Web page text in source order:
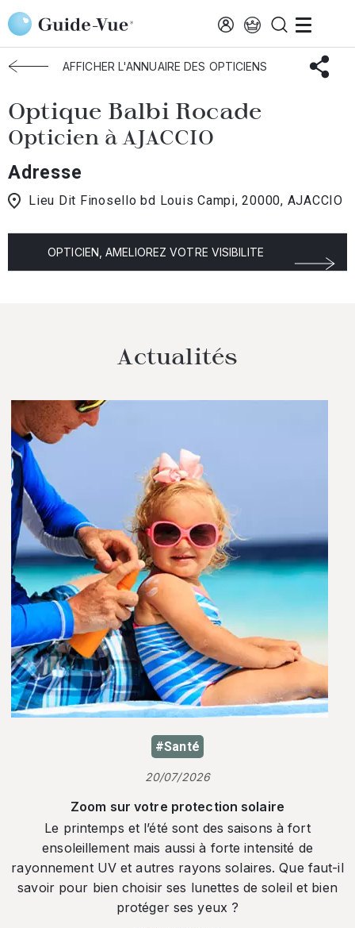
Aller au contenu principal
Accueil Choisir mon opticien Optique Balbi Rocade
AFFICHER L'ANNUAIRE DES OPTICIENS
Optique Balbi Rocade
Opticien à AJACCIO
Adresse
Lieu Dit Finosello bd Louis Campi, 20000, AJACCIO
OPTICIEN, AMELIOREZ VOTRE VISIBILITE
Actualités
#Santé
20/07/2026
Zoom sur votre protection solaire
Le printemps et l’été sont des saisons à fort
ensoleillement mais aussi à forte intensité de
rayonnement UV et autres rayons solaires. Que faut-il
savoir pour bien choisir ses lunettes de soleil et bien
protéger ses yeux ?